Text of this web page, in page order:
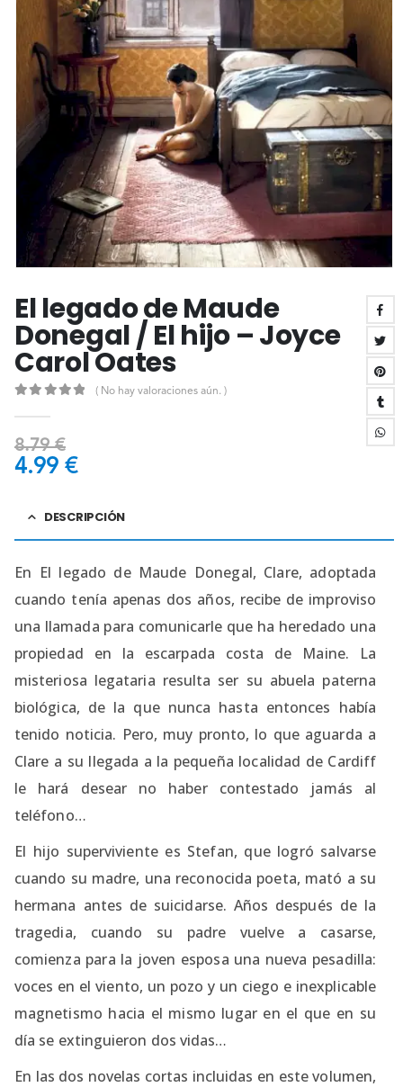
El legado de Maude
Donegal / El hijo – Joyce
Carol Oates
( No hay valoraciones aún. )
8.79€
4.99 €
DESCRIPCIÓN
En El legado de Maude Donegal, Clare, adoptada
cuando tenía apenas dos años, recibe de improviso
una llamada para comunicarle que ha heredado una
propiedad en la escarpada costa de Maine. La
misteriosa legataria resulta ser su abuela paterna
biológica, de la que nunca hasta entonces había
tenido noticia. Pero, muy pronto, lo que aguarda a
Clare a su llegada a la pequeña localidad de Cardiff
le hará desear no haber contestado jamás al
teléfono…
El hijo superviviente es Stefan, que logró salvarse
cuando su madre, una reconocida poeta, mató a su
hermana antes de suicidarse. Años después de la
tragedia, cuando su padre vuelve a casarse,
comienza para la joven esposa una nueva pesadilla:
voces en el viento, un pozo y un ciego e inexplicable
magnetismo hacia el mismo lugar en el que en su
día se extinguieron dos vidas…
En las dos novelas cortas incluidas en este volumen,